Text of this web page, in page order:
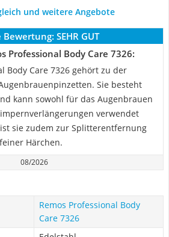
und weitere Angebote
Bewertung: SEHR GUT
Professional Body Care 7326:
Body Care 7326 gehört zu der
Sie besteht
kann sowohl für das Augenbrauen
verwendet
sie zudem zur Splitterentfernung
Härchen.
08/2026
Remos Professional Body
Care 7326